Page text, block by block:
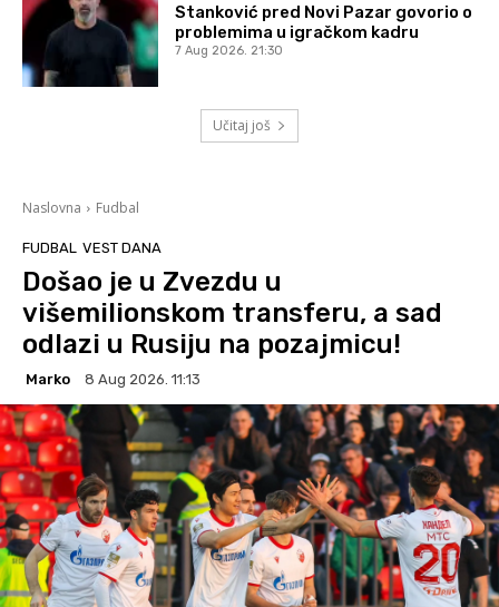
Stanković pred Novi Pazar govorio o
problemima u igračkom kadru
7 Aug 2026. 21:30
Učitaj još